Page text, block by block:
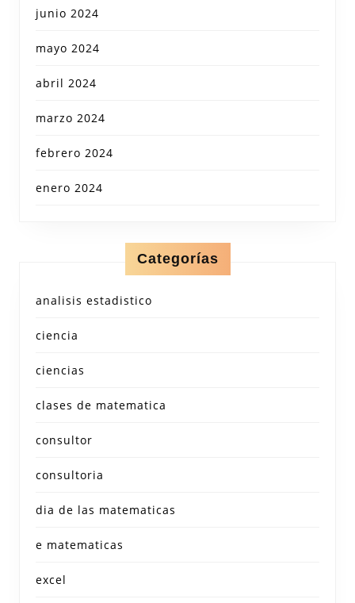
junio 2024
mayo 2024
abril 2024
marzo 2024
febrero 2024
enero 2024
Categorías
analisis estadistico
ciencia
ciencias
clases de matematica
consultor
consultoria
dia de las matematicas
e matematicas
excel